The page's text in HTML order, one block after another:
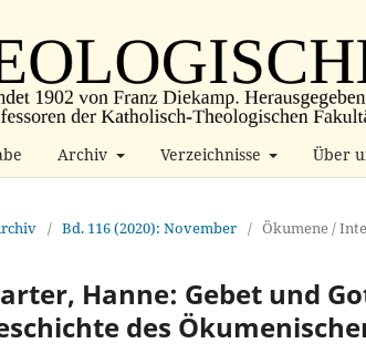
Archiv Verzeichnisse Über
/ Bd. 116 (2020): November / Ökumene /
Hanne: Gebet und
des